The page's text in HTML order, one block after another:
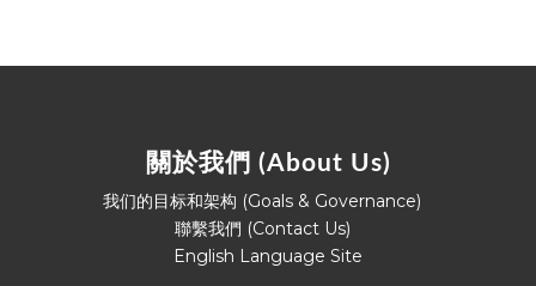
關於我們 (About Us)
我们的目标和架构 (Goals & Governance)
聯繫我們 (Contact Us)
English Language Site